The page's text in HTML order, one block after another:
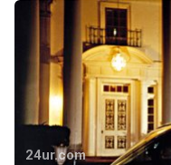
24ur.com